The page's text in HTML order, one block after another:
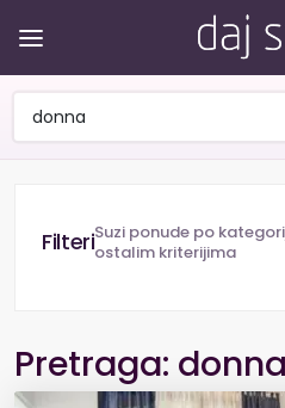
Suzi ponude po
ostalim kriterijima
Pretraga: donna